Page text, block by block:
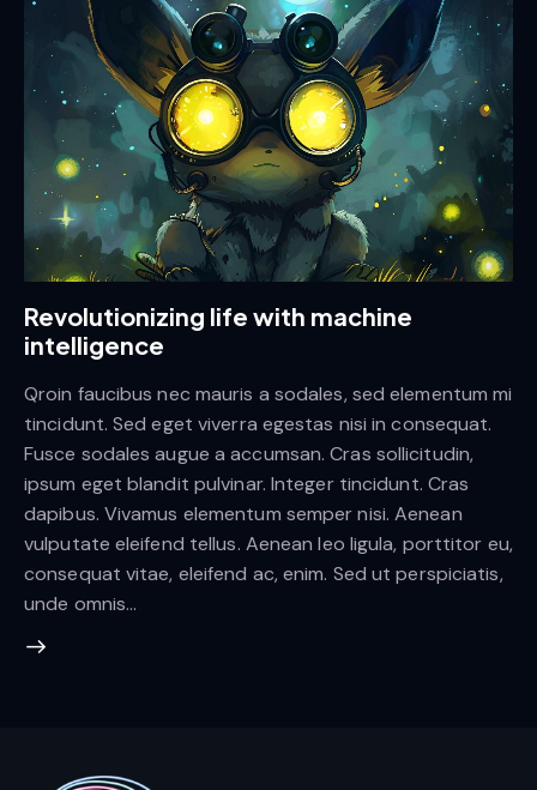
Revolutionizing life with machine
intelligence
Qroin faucibus nec mauris a sodales, sed elementum mi
tincidunt. Sed eget viverra egestas nisi in consequat.
Fusce sodales augue a accumsan. Cras sollicitudin,
ipsum eget blandit pulvinar. Integer tincidunt. Cras
dapibus. Vivamus elementum semper nisi. Aenean
vulputate eleifend tellus. Aenean leo ligula, porttitor eu,
consequat vitae, eleifend ac, enim. Sed ut perspiciatis,
unde omnis…